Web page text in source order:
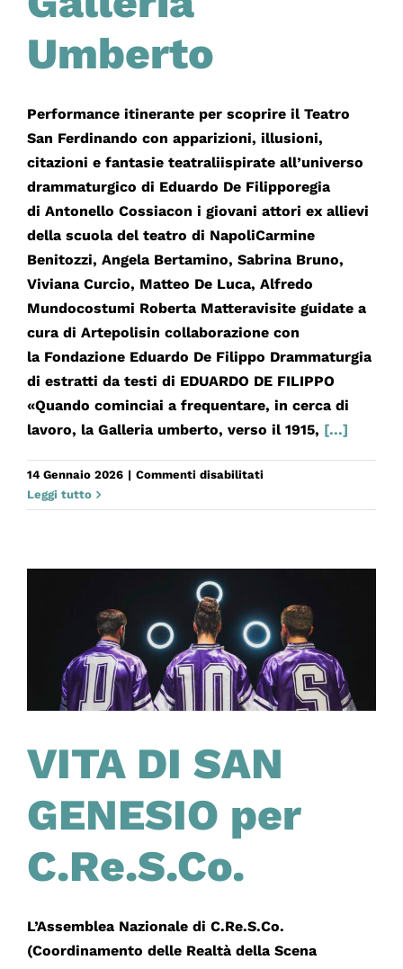
Umberto
Performance itinerante per scoprire il Teatro
San Ferdinando con apparizioni, illusioni,
citazioni e fantasie teatraliispirate all’universo
drammaturgico di Eduardo De Filipporegia
di Antonello Cossiacon i giovani attori ex allievi
della scuola del teatro di NapoliCarmine
Benitozzi, Angela Bertamino, Sabrina Bruno,
Viviana Curcio, Matteo De Luca, Alfredo
Mundocostumi Roberta Matteravisite guidate a
cura di Artepolisin collaborazione con
la Fondazione Eduardo De Filippo Drammaturgia
di estratti da testi di EDUARDO DE FILIPPO
«Quando cominciai a frequentare, in cerca di
lavoro, la Galleria umberto, verso il 1915, [...]
14 Gennaio 2026 | Commenti disabilitatisu
punto
capo.
Galleria
Umberto
Leggi tutto
VITA DI SAN
GENESIO per
C.Re.S.Co.
L’Assemblea Nazionale di C.Re.S.Co.
(Coordinamento delle Realtà della Scena